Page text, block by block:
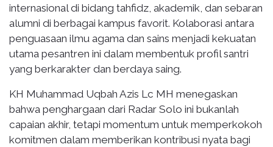
internasional di bidang tahfidz, akademik, dan sebaran
alumni di berbagai kampus favorit. Kolaborasi antara
penguasaan ilmu agama dan sains menjadi kekuatan
utama pesantren ini dalam membentuk profil santri
yang berkarakter dan berdaya saing.
KH Muhammad Uqbah Azis Lc MH menegaskan
bahwa penghargaan dari Radar Solo ini bukanlah
capaian akhir, tetapi momentum untuk memperkokoh
komitmen dalam memberikan kontribusi nyata bagi